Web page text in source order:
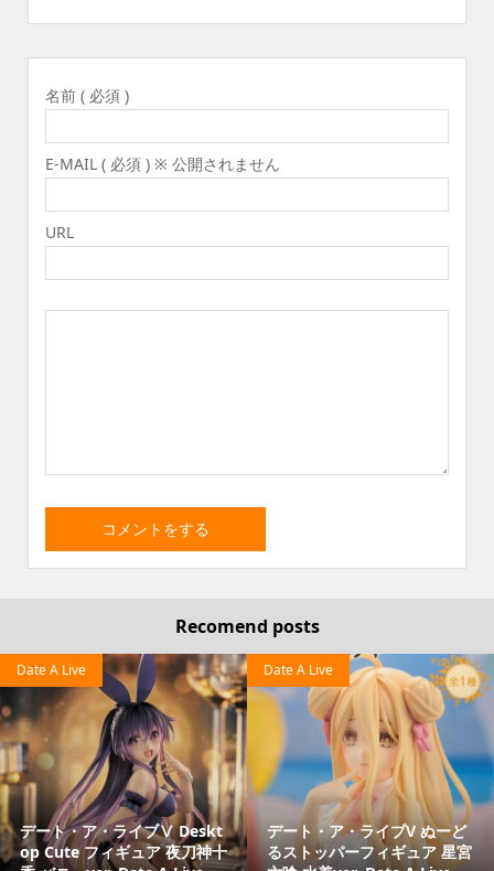
名前 ( 必須 )
E-MAIL ( 必須 ) ※ 公開されません
URL
Recomend posts
デート・ア・ライブⅤ Deskt
op Cute フィギュア 夜刀神十
Date A Live
デート・ア・ライブV ぬーど
るストッパーフィギュア 星宮
Date A Live